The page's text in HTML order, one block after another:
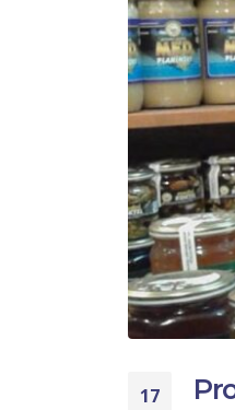
17